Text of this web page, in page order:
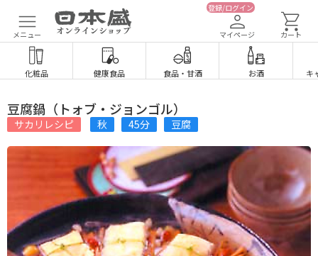
メニュー
登録/ログイン
マイページ カート
化粧品 健康食品 食品・ 甘酒 お酒 キ
豆腐鍋（トォブ・ジョンゴル）
サカリレシピ 秋 45分 豆腐